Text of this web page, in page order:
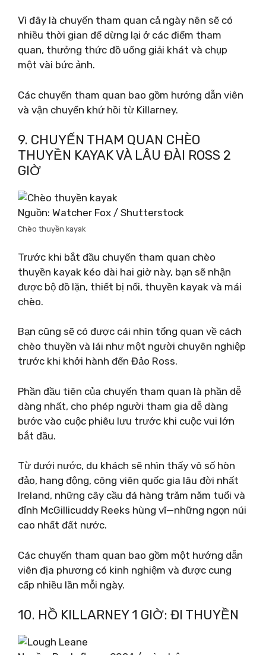
Vì đây là chuyến tham quan cả ngày nên sẽ có
nhiều thời gian để dừng lại ở các điểm tham
quan, thưởng thức đồ uống giải khát và chụp
một vài bức ảnh.
Các chuyến tham quan bao gồm hướng dẫn viên
và vận chuyển khứ hồi từ Killarney.
9. CHUYẾN THAM QUAN CHÈO
THUYỀN KAYAK VÀ LÂU ĐÀI ROSS 2
GIỜ
Nguồn: Watcher Fox / Shutterstock
Chèo thuyền kayak
Trước khi bắt đầu chuyến tham quan chèo
thuyền kayak kéo dài hai giờ này, bạn sẽ nhận
được bộ đồ lặn, thiết bị nổi, thuyền kayak và mái
chèo.
Bạn cũng sẽ có được cái nhìn tổng quan về cách
chèo thuyền và lái như một người chuyên nghiệp
trước khi khởi hành đến Đảo Ross.
Phần đầu tiên của chuyến tham quan là phần dễ
dàng nhất, cho phép người tham gia dễ dàng
bước vào cuộc phiêu lưu trước khi cuộc vui lớn
bắt đầu.
Từ dưới nước, du khách sẽ nhìn thấy vô số hòn
đảo, hang động, công viên quốc gia lâu đời nhất
Ireland, những cây cầu đá hàng trăm năm tuổi và
đỉnh McGillicuddy Reeks hùng vĩ—những ngọn núi
cao nhất đất nước.
Các chuyến tham quan bao gồm một hướng dẫn
viên địa phương có kinh nghiệm và được cung
cấp nhiều lần mỗi ngày.
10. HỒ KILLARNEY 1 GIỜ: ĐI THUYỀN